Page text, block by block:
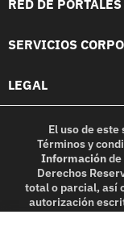
RED DE PORTALES
SERVICIOS
LEGAL
El uso de
Términos y
Informaciónde
Derechos
total o parcial, así
autorización
in part, or